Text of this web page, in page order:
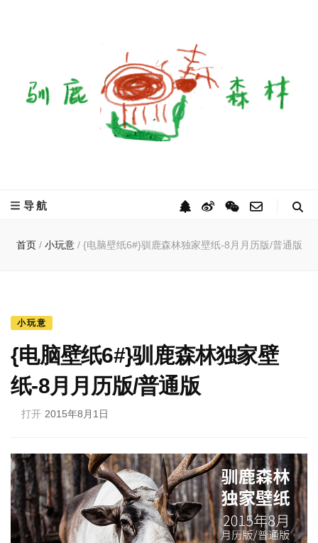
导航
首页 / 小玩意 / {电脑壁纸6#}驯鹿森林独家壁纸-8月月历版/普通版
小玩意
{电脑壁纸6#}驯鹿森林独家壁
纸-8月月历版/普通版
打开 2015年8月1日